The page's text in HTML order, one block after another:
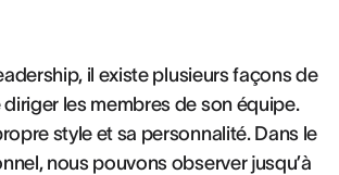
il existe plusieurs façons de
les membres de son équipe.
style et sa personnalité. Dans le
nous pouvons observer jusqu’à